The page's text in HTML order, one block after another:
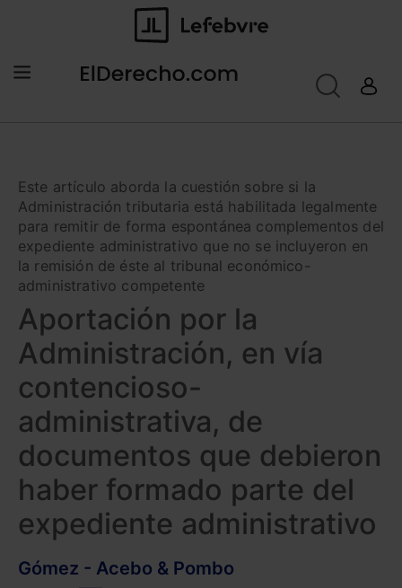
Este artículo aborda la cuestión sobre si la
Administración tributaria está habilitada legalmente
para remitir de forma espontánea complementos del
expediente administrativo que no se incluyeron en
la remisión de éste al tribunal económico-
administrativo competente
Aportación por la
Administración, en vía
contencioso-
administrativa, de
documentos que debieron
haber formado parte del
expediente administrativo
Gómez - Acebo & Pombo